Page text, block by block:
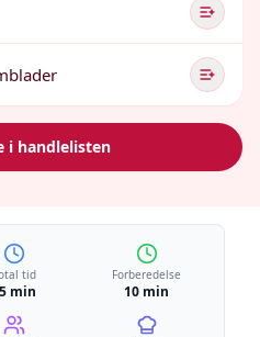
i handlelisten
tid
min
Forberedelse
10 min